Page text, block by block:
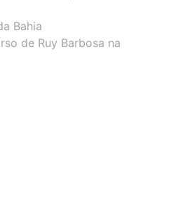
Bahia
de Ruy Barbosa na